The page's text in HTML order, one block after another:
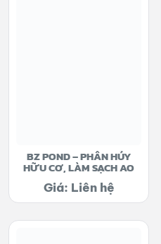
BZ POND – PHÂN HỦY
HỮU CƠ, LÀM SẠCH AO
Giá: Liên hệ